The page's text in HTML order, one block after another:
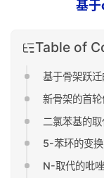
基
Table of
基于骨架跃
新骨架的首
二氯苯基的
5-苯环的变换
N-取代的吡